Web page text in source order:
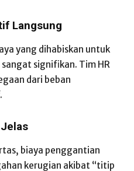
Langsung
yang dihabiskan untuk
signifikan. Tim HR
dari beban
biaya penggantian
kerugian akibat “titip